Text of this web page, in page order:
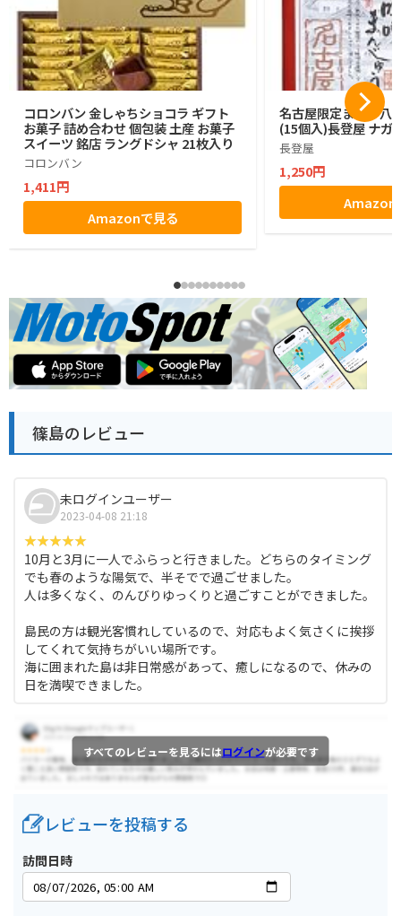
コロンバン 金しゃちショコラ ギフト
お菓子 詰め合わせ 個包装 土産 お菓子
スイーツ 銘店 ラングドシャ 21枚入り
コロンバン
1,411円
Amazonで見る
名古屋限定まるや八
(15個入)長登屋 ナガ
長登屋
1,250円
Amazon
篠島のレビュー
未ログインユーザー
2023-04-08 21:18
10月と3月に一人でふらっと行きました。どちらのタイミング
でも春のような陽気で、半そでで過ごせました。
人は多くなく、のんびりゆっくりと過ごすことができました。
島民の方は観光客慣れしているので、対応もよく気さくに挨拶
してくれて気持ちがいい場所です。
海に囲まれた島は非日常感があって、癒しになるので、休みの
日を満喫できました。
すべてのレビューを見るにはログインが必要です
レビューを投稿する
訪問日時